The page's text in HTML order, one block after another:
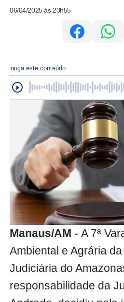
06/04/2025 às 23h55
ouça este conteúdo
Manaus/AM - A 7ª
Ambiental e Agrária
Judiciária do
responsabilidade da